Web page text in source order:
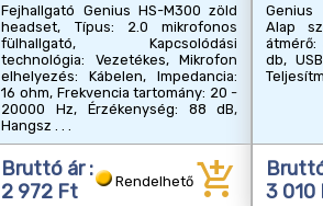
Fejhallgató Genius HS-M300 zöld
headset, Típus: 2.0 mikrofonos
fülhallgató, Kapcsolódási
technológia: Vezetékes, Mikrofon
elhelyezés: Kábelen, Impedancia:
16 ohm, Frekvencia tartomány: 20 -
20000 Hz, Érzékenység: 88 dB,
Hangsz
Bruttó ár :
2 972 Ft
Rendelhető add_shopping_cart
Genius
Alap
átmérő:
db,
3 010